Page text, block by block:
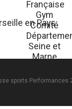
sports Performances